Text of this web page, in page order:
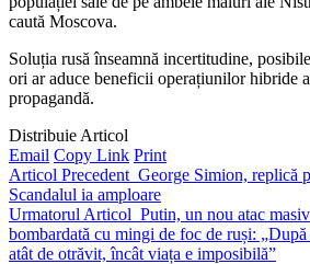
caută Moscova.
Soluția rusă înseamnă incertitudine,
ori ar aduce beneficii operațiunilor hibride
propagandă.
Distribuie Articol
Email Copy Link Print
Articol Precedent George Simion, replică
Scandalul ia amploare
Urmatorul Articol Putin, un nou atac
bombardată cu mingi de foc de ruși:
atât de otrăvit, încât viața e imposibilă”